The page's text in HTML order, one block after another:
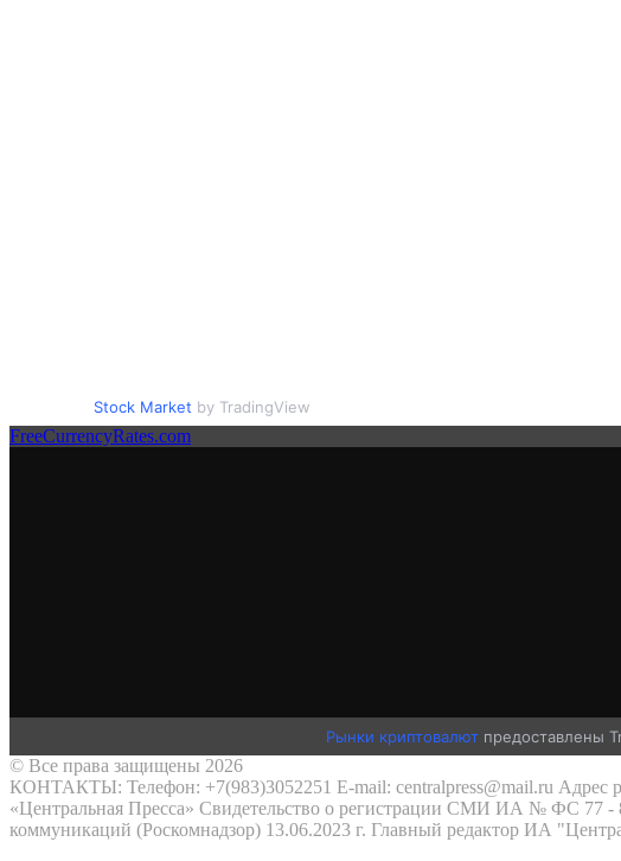
Stock Market by TradingView
FreeCurrencyRates.com
Рынки криптовалют предоставлены
© Все права защищены 2026
КОНТАКТЫ: Телефон: +7(983)3052251 E-mail: centralpress@mail.ru Адрес
«Центральная Пресса» Свидетельство о регистрации СМИ ИА № ФС 77 -
коммуникаций (Роскомнадзор) 13.06.2023 г. Главный редактор ИА